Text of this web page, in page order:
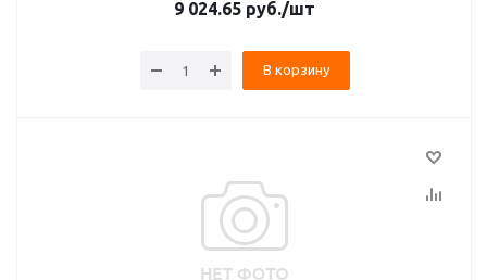
9 024.65 руб./шт
В корзину